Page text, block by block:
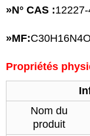
»N° CAS :
»MF:
Propriétés
Nom du
produit